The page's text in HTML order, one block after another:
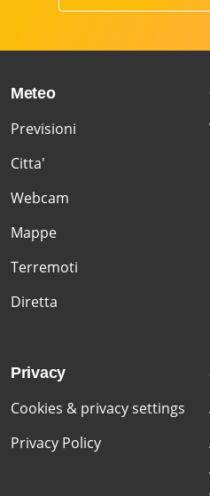
Meteo
Previsioni
Citta'
Webcam
Mappe
Terremoti
Diretta
Privacy
Cookies & privacy settings
Privacy Policy